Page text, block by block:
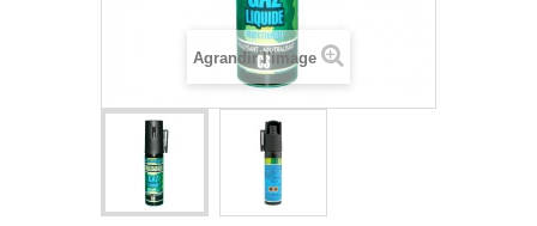
Agrandir l'image